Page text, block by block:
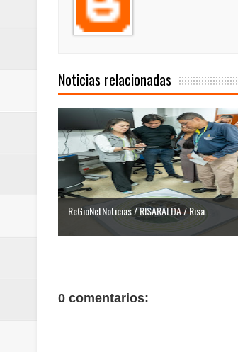
Noticias relacionadas
ReGioNetNoticias / RISARALDA / Risa...
0 comentarios: